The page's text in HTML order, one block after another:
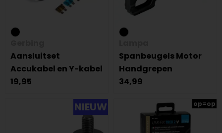
Aansluitset
Accukabel en Y-kabel
19,95
Spanbeugels Motor
Handgrepen
34,99
NIEUW op=op